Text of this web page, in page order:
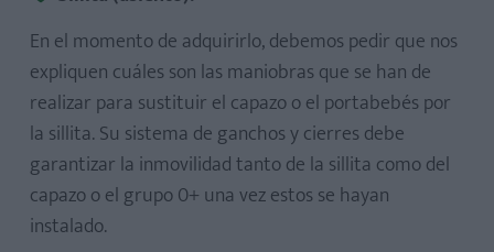
En el momento de adquirirlo, debemos pedir que nos
expliquen cuáles son las maniobras que se han de
realizar para sustituir el capazo o el portabebés por
la sillita. Su sistema de ganchos y cierres debe
garantizar la inmovilidad tanto de la sillita como del
capazo o el grupo 0+ una vez estos se hayan
instalado.